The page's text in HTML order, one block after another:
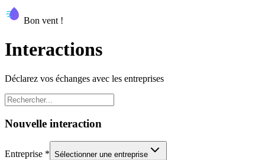
Bon vent !
Interactions
Déclarez vos échanges avec les entreprises
Nouvelle interaction
Entreprise * Sélectionner une entreprise